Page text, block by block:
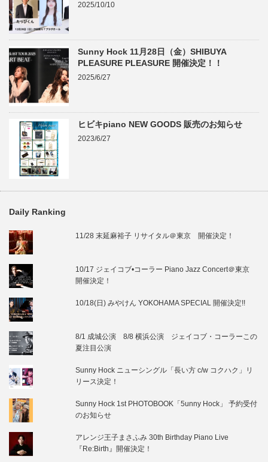
2025/10/10
Sunny Hock 11月28日（金）SHIBUYA
PLEASURE PLEASURE 開催決定！！
2025/6/27
ヒビキpiano NEW GOODS 販売のお知らせ
2023/6/27
Daily Ranking
11/28 末延麻裕子 リサイタル＠東京 開催決定！
10/17 ジェイコブ•コーラー Piano Jazz Concert＠東京
開催決定！
10/18(日) みやけん YOKOHAMA SPECIAL 開催決定!!
8/1 成城公演 8/8 横浜公演 ジェイコブ・コーラーこの
夏注目公演
Sunny Hock ニューシングル「長い方 c/w コクハク」リ
リース決定！
Sunny Hock 1st PHOTOBOOK「5unny Hock」 予約受付
のお知らせ
アレンジ王子まさふみ 30th Birthday Piano Live
『Re:Birth』開催決定！